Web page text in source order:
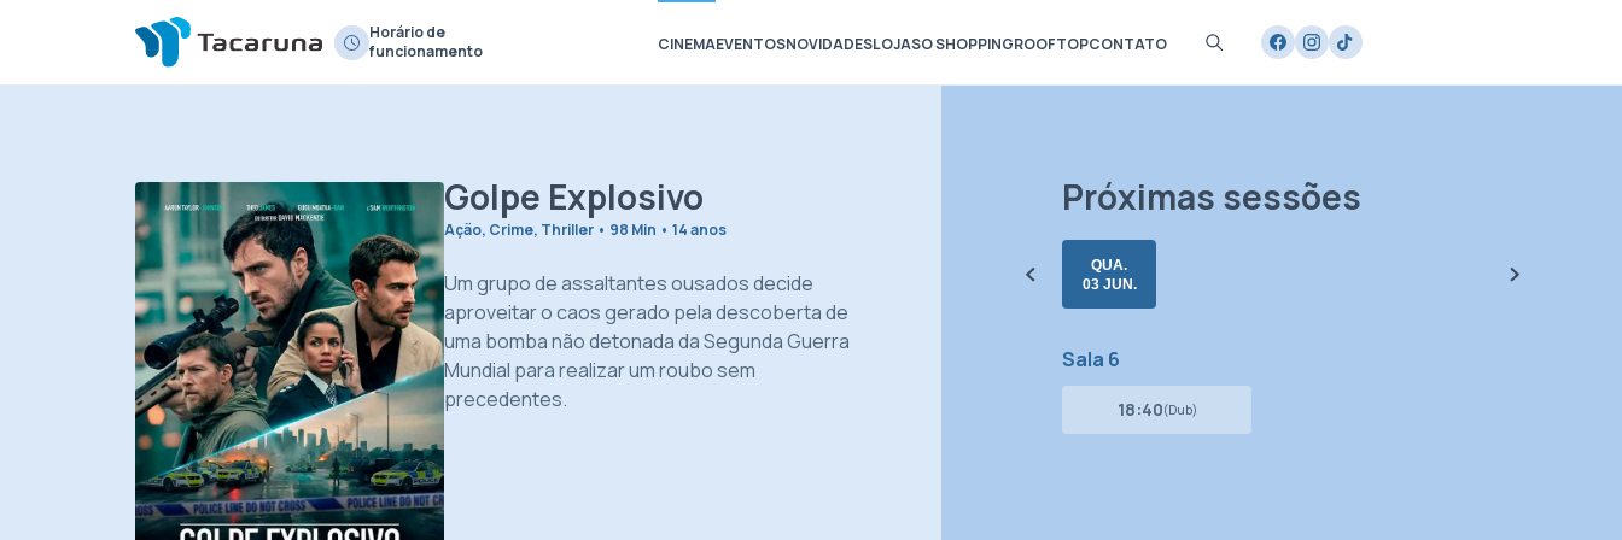
Horário de
funcionamento
CINEMAEVENTOSNOVIDADESLOJASO SHOPPINGROOFTOPCONTATO
Golpe Explosivo
Ação, Crime, Thriller • 98 Min • 14 anos
Um grupo de assaltantes ousados decide
aproveitar o caos gerado pela descoberta de
uma bomba não detonada da Segunda Guerra
Mundial para realizar um roubo sem
precedentes.
Próximas sessões
QUA.
03 JUN.
Sala 6
18:40(Dub)